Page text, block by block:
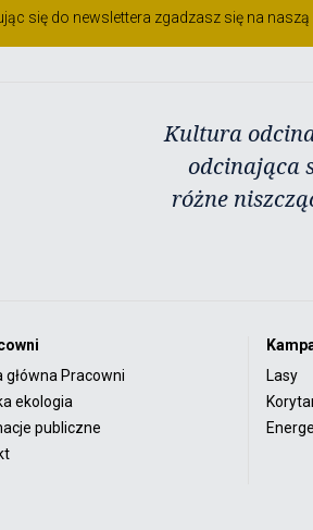
się do newslettera zgadzasz się na naszą
Kultura
odcinająca
różne
główna Pracowni
ekologia
publiczne
Lasy